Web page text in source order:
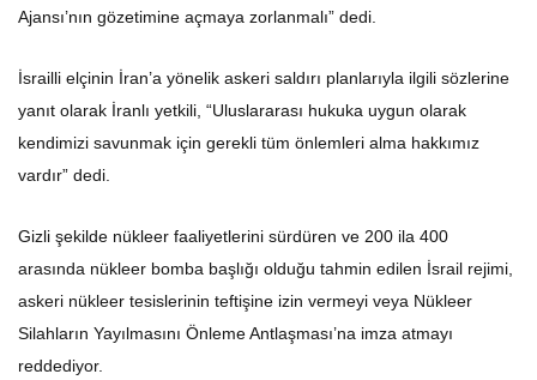
Ajansı’nın gözetimine açmaya zorlanmalı” dedi.
İsrailli elçinin İran’a yönelik askeri saldırı planlarıyla ilgili sözlerine
yanıt olarak İranlı yetkili, “Uluslararası hukuka uygun olarak
kendimizi savunmak için gerekli tüm önlemleri alma hakkımız
vardır” dedi.
Gizli şekilde nükleer faaliyetlerini sürdüren ve 200 ila 400
arasında nükleer bomba başlığı olduğu tahmin edilen İsrail rejimi,
askeri nükleer tesislerinin teftişine izin vermeyi veya Nükleer
Silahların Yayılmasını Önleme Antlaşması’na imza atmayı
reddediyor.